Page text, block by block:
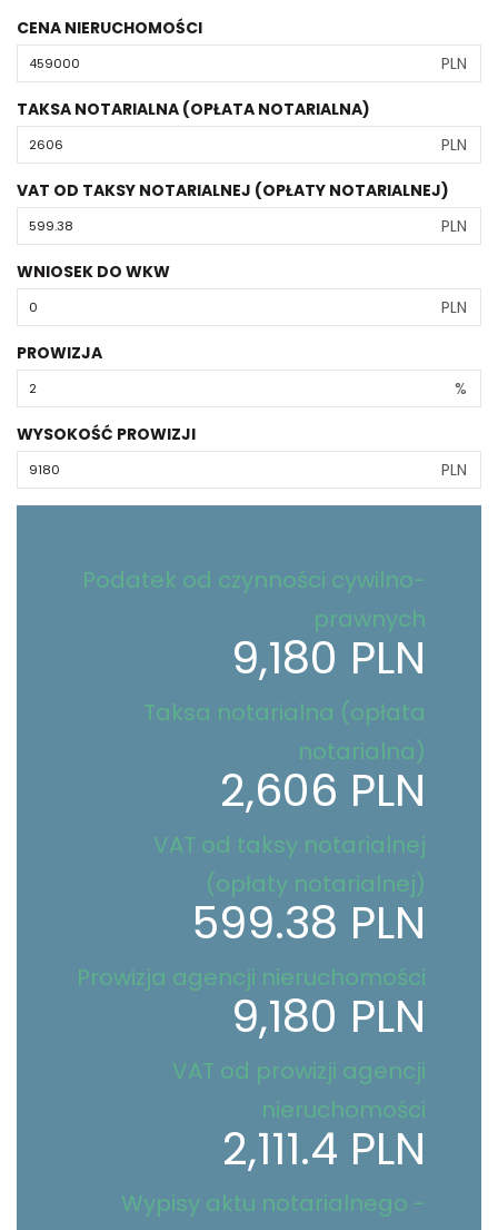
CENA NIERUCHOMOŚCI
PLN
TAKSA NOTARIALNA (OPŁATA NOTARIALNA)
PLN
VAT OD TAKSY NOTARIALNEJ (OPŁATY NOTARIALNEJ)
PLN
WNIOSEK DO WKW
PLN
PROWIZJA
%
WYSOKOŚĆ PROWIZJI
PLN
Podatek od czynności cywilno-
prawnych
9,180 PLN
Taksa notarialna (opłata
notarialna)
2,606 PLN
VAT od taksy notarialnej
(opłaty notarialnej)
599.38 PLN
Prowizja agencji nieruchomości
9,180 PLN
VAT od prowizji agencji
nieruchomości
2,111.4 PLN
Wypisy aktu notarialnego -